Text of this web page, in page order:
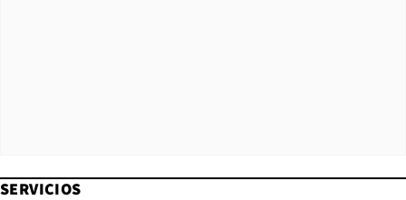
SERVICIOS